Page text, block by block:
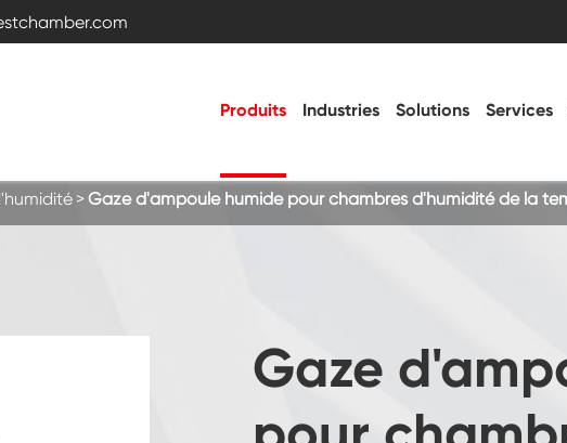
Produits
Chambre froide chaude
Industries Solutions Services
Gaze d'ampoule humide pour chambres d'humidité de la
Gaze